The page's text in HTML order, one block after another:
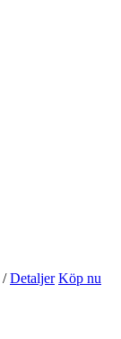
/ Detaljer Köp nu